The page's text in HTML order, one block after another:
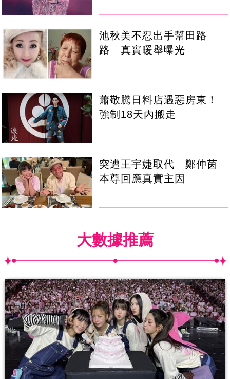
池秋美不忍出手幫田路
路 真實暖舉曝光
蕭敬騰日料店遇惡房東！
強制18天內搬走
突遭王宇婕取代 鄭仲茵
本尊回應真實主因
大數據推薦